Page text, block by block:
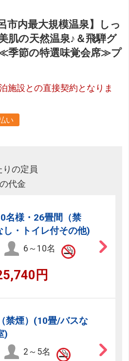
市内最大規模温泉】しっ
肌の天然温泉♪＆飛騨グ
季節の特選味覚会席≫プ
施設との直接契約となりま
い
の定員
代金
名様・26畳間（禁
・トイレ付その他)
6～10名
円
禁煙）(10畳/バスな
)
2～5名